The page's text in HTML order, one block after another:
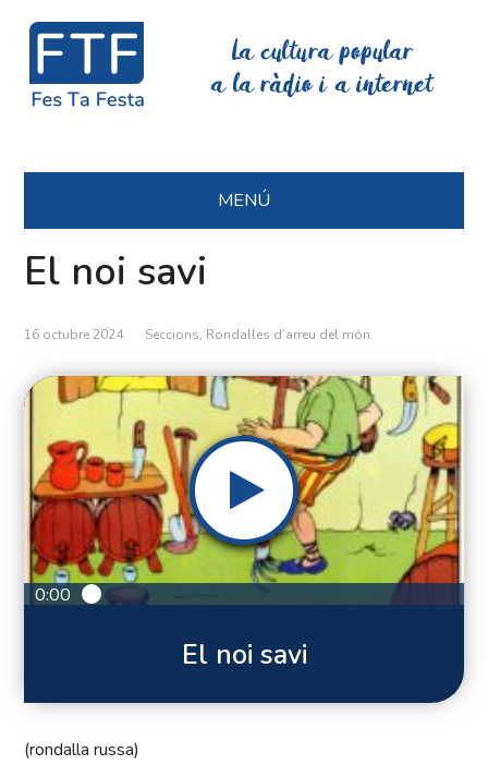
La cultura popular
a la ràdio i a internet
MENÚ
El noi savi
16 octubre 2024 Seccions, Rondalles d’arreu del món
0:00
El noi savi
(rondalla russa)